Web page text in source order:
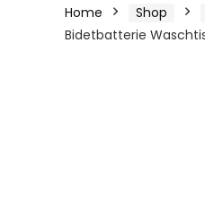
Home Shop
Bidetbatterie